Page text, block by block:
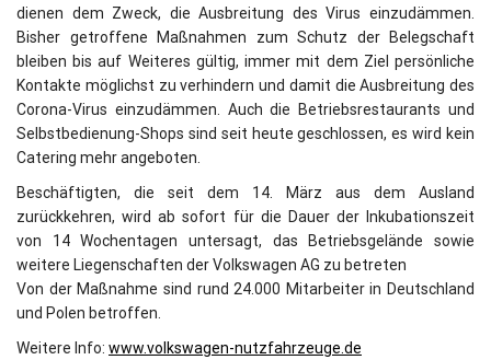
dienen dem Zweck, die Ausbreitung des Virus einzudämmen.
Bisher getroffene Maßnahmen zum Schutz der Belegschaft
bleiben bis auf Weiteres gültig, immer mit dem Ziel persönliche
Kontakte möglichst zu verhindern und damit die Ausbreitung des
Corona-Virus einzudämmen. Auch die Betriebsrestaurants und
Selbstbedienung-Shops sind seit heute geschlossen, es wird kein
Catering mehr angeboten.
Beschäftigten, die seit dem 14. März aus dem Ausland
zurückkehren, wird ab sofort für die Dauer der Inkubationszeit
von 14 Wochentagen untersagt, das Betriebsgelände sowie
weitere Liegenschaften der Volkswagen AG zu betreten
Von der Maßnahme sind rund 24.000 Mitarbeiter in Deutschland
und Polen betroffen.
Weitere Info: www.volkswagen-nutzfahrzeuge.de